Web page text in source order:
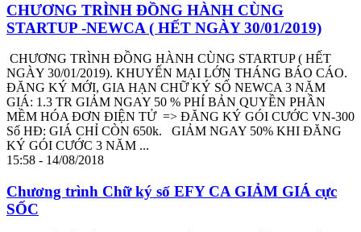
CHƯƠNG TRÌNH ĐỒNG HÀNH CÙNG
STARTUP -NEWCA ( HẾT NGÀY 30/01/2019)
CHƯƠNG TRÌNH ĐỒNG HÀNH CÙNG STARTUP ( HẾT
NGÀY 30/01/2019). KHUYẾN MẠI LỚN THÁNG BÁO CÁO.
ĐĂNG KÝ MỚI, GIA HẠN CHỮ KÝ SỐ NEWCA 3 NĂM
GIÁ: 1.3 TR GIẢM NGAY 50 % PHÍ BẢN QUYỀN PHẦN
MỀM HÓA ĐƠN ĐIỆN TỬ => ĐĂNG KÝ GÓI CƯỚC VN-300
Số HĐ: GIÁ CHỈ CÒN 650k. GIẢM NGAY 50% KHI ĐĂNG
KÝ GÓI CƯỚC 3 NĂM ...
15:58 - 14/08/2018
Chương trình Chữ ký số EFY CA GIẢM GIÁ cực
SỐC